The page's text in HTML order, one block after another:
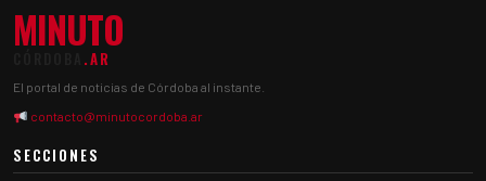
MINUTO
.AR
El portal de noticias de Córdoba al instante.
contacto@minutocordoba.ar
SECCIONES